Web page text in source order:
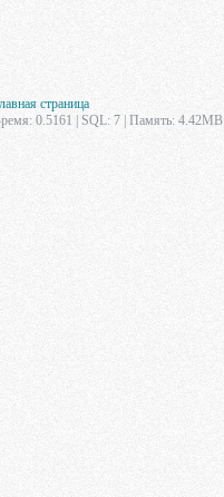
страница
0.5161 | SQL: 7 | Память: 4.42MB